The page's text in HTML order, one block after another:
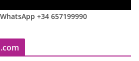
+34 657199990